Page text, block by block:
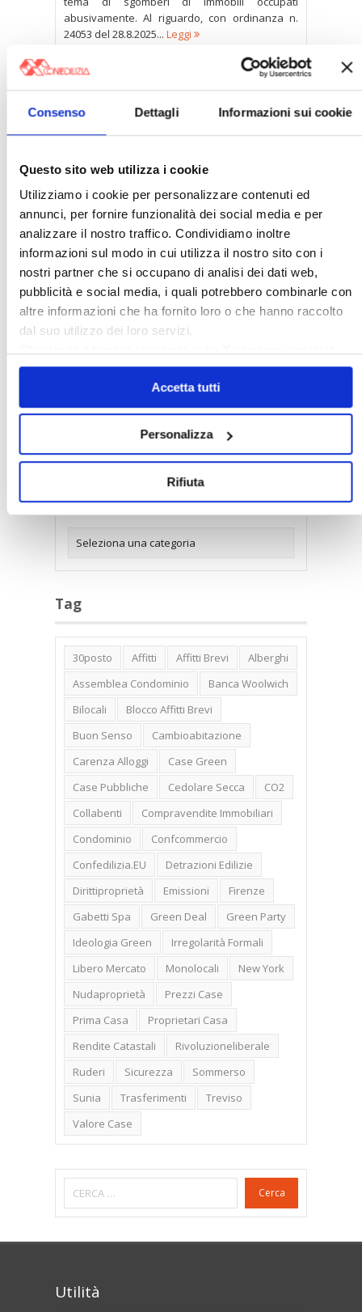
Consenso Dettagli Informazioni sui cookie
Questo sito web utilizza i cookie
Utilizziamo i cookie per personalizzare contenuti ed
annunci, per fornire funzionalità dei social media e per
analizzare il nostro traffico. Condividiamo inoltre
informazioni sul modo in cui utilizza il nostro sito con i
nostri partner che si occupano di analisi dei dati web,
pubblicità e social media, i quali potrebbero combinarle con
altre informazioni che ha fornito loro o che hanno raccolto
dal suo utilizzo dei loro servizi.
solo i cookie necessari.
Accetta tutti
Personalizza
Rifiuta
abusivamente. Al riguardo, con ordinanza n.
24053 del 28.8.2025... Leggi
Un messaggio chiaro
hanno mandato alla Commissione e al
fuori moda. Per l’ambiente è meglio l’idrogeno.
Mentre i veicoli non a benzina ancora stentano
a p... Leggi
‹ 1 2 3 4 5 › »
Archivi
Tag
30posto Affitti Affitti Brevi
Alberghi
Assemblea Condominio
Banca Woolwich
Bilocali
Blocco Affitti Brevi
Buon Senso
Cambioabitazione
Carenza Alloggi
Case Green
Case Pubbliche
Cedolare Secca
CO2
Collabenti
Compravendite Immobiliari
Condominio
Confcommercio
Confedilizia.EU
Detrazioni Edilizie
Dirittiproprietà
Emissioni
Firenze
Gabetti Spa
Green Deal
Green Party
Ideologia Green
Irregolarità Formali
Libero Mercato
Monolocali
New York
Nudaproprietà
Prezzi Case
Prima Casa
Proprietari Casa
Rendite Catastali
Rivoluzioneliberale
Ruderi
Sicurezza
Sommerso
Sunia
Trasferimenti
Treviso
Valore Case
Cerca
Utilità